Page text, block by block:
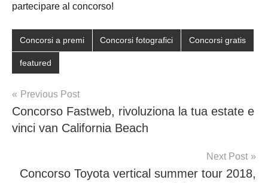
partecipare al concorso!
Concorsi a premi Concorsi fotografici Concorsi gratis
featured
Post
navigation
Previous Post
Concorso Fastweb, rivoluziona la tua estate e
vinci van California Beach
Next Post
Concorso Toyota vertical summer tour 2018,